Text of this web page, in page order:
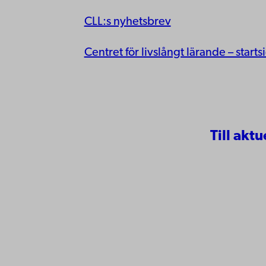
CLL:s nyhetsbrev
Centret för livslångt lärande –
Till